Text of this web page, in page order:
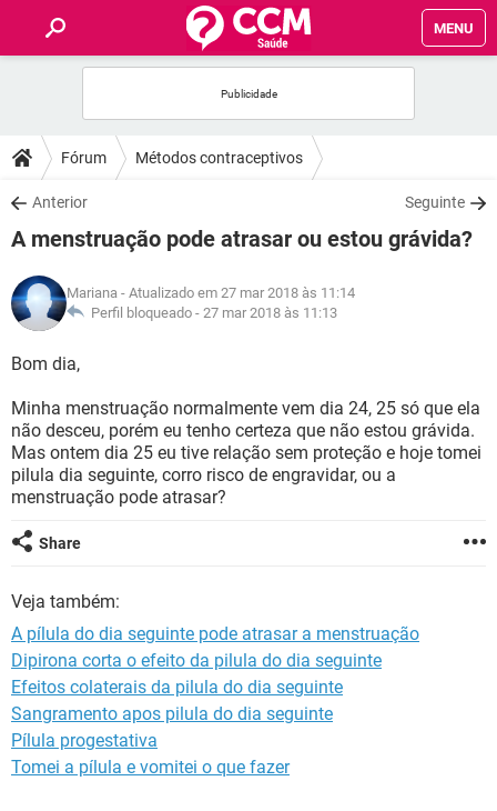
MENU
FÓRUM
SAÚDE
NUTRIÇÃO
BEM-ESTAR
SEXUALIDADE
GLOSSÁRIO
Fórum Métodos contraceptivos
Anterior Seguinte
A menstruação pode atrasar ou estou grávida?
Mariana - Atualizado em 27 mar 2018 às 11:14
Perfil bloqueado - 27 mar 2018 às 11:13
Bom dia,
Minha menstruação normalmente vem dia 24, 25 só que ela
não desceu, porém eu tenho certeza que não estou grávida.
Mas ontem dia 25 eu tive relação sem proteção e hoje tomei
pilula dia seguinte, corro risco de engravidar, ou a
menstruação pode atrasar?
Share
Veja também:
A pílula do dia seguinte pode atrasar a menstruação
Dipirona corta o efeito da pilula do dia seguinte
Efeitos colaterais da pilula do dia seguinte
Sangramento apos pilula do dia seguinte
Pílula progestativa
Tomei a pílula e vomitei o que fazer